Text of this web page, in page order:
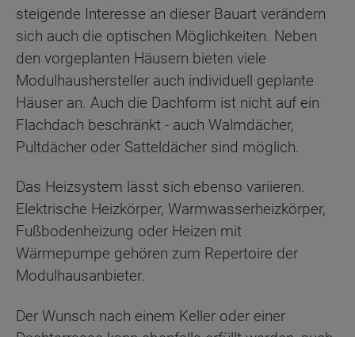
steigende Interesse an dieser Bauart verändern
sich auch die optischen Möglichkeiten. Neben
den vorgeplanten Häusern bieten viele
Modulhaushersteller auch individuell geplante
Häuser an. Auch die Dachform ist nicht auf ein
Flachdach beschränkt - auch Walmdächer,
Pultdächer oder Satteldächer sind möglich.
Das Heizsystem lässt sich ebenso variieren.
Elektrische Heizkörper, Warmwasserheizkörper,
Fußbodenheizung oder Heizen mit
Wärmepumpe gehören zum Repertoire der
Modulhausanbieter.
Der Wunsch nach einem Keller oder einer